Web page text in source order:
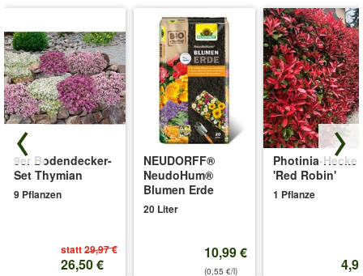
9er Bodendecker-
Set Thymian
9 Pflanzen
statt29,97 €
26,50 €
NEUDORFF®
NeudoHum®
Blumen Erde
20 Liter
10,99 €
(0,55 €/l)
Photinia-Hecke
'Red Robin'
1 Pflanze